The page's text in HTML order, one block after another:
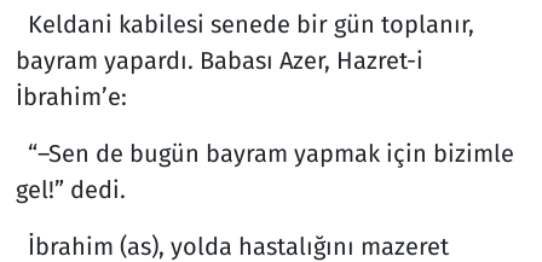
Keldani kabilesi senede bir gün toplanır,
bayram yapardı. Babası Azer, Hazret-i
İbrahim’e:
“–Sen de bugün bayram yapmak için bizimle
gel!” dedi.
İbrahim (as), yolda hastalığını mazeret